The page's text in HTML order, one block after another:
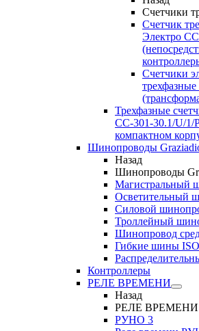
Счетчики
Счетчик
Электро
Счетчики
Трехфазные
СС-301-30.1/U/1/
компактном
Шинопроводы
Назад
Шинопроводы
Магистральный
Осветительный
Силовой
Троллейный
Шинопровод
Гибкие шины
Контроллеры
РЕЛЕ ВРЕМЕНИ
Назад
РЕЛЕ ВРЕМЕНИ
РУНО 3